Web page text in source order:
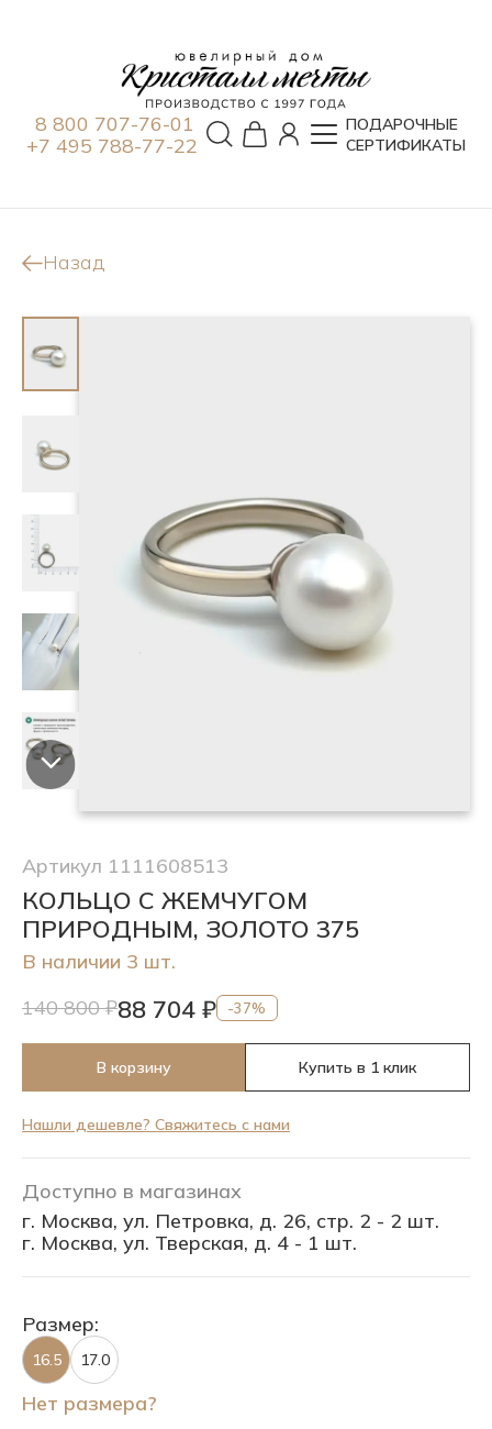
8 800 707-76-01
+7 495 788-77-22
ПОДАРОЧНЫЕ
СЕРТИФИКАТЫ
Назад
Артикул 1111608513
КОЛЬЦО С ЖЕМЧУГОМ
ПРИРОДНЫМ, ЗОЛОТО 375
В наличии 3 шт.
140 800 ₽88 704 ₽ -37%
В корзину Купить в 1 клик
Нашли дешевле? Свяжитесь с нами
Доступно в магазинах
г. Москва, ул. Петровка, д. 26, стр. 2 - 2 шт.
г. Москва, ул. Тверская, д. 4 - 1 шт.
Размер:
16.5 17.0
Нет размера?